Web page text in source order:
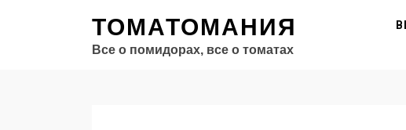
ТОМАТОМАНИЯ
Все о помидорах, все о томатах